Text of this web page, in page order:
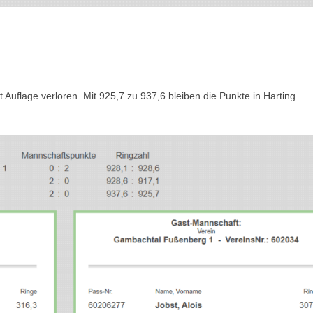
verloren. Mit 925,7 zu 937,6 bleiben die Punkte in Harting.